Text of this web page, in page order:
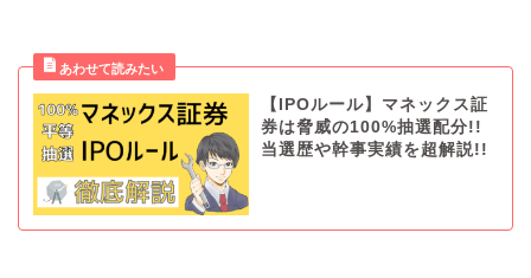
【IPOルール】マネックス証
券は脅威の100%抽選配分!!
当選歴や幹事実績を超解説!!